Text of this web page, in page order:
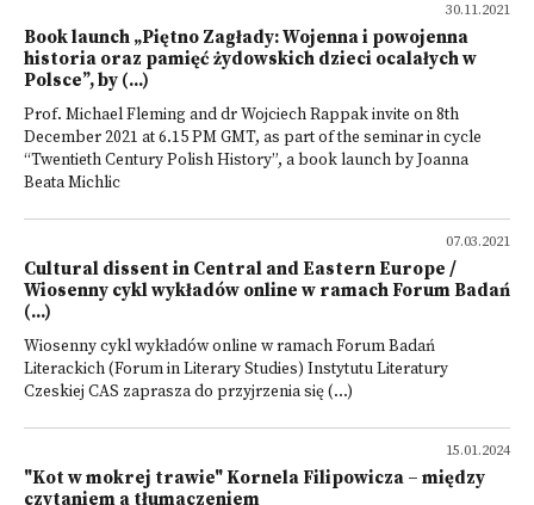
30.11.2021
Book launch „Piętno Zagłady: Wojenna i powojenna
historia oraz pamięć żydowskich dzieci ocalałych w
Polsce”, by (...)
Prof. Michael Fleming and dr Wojciech Rappak invite on 8th
December 2021 at 6.15 PM GMT, as part of the seminar in cycle
“Twentieth Century Polish History”, a book launch by Joanna
Beata Michlic
07.03.2021
Cultural dissent in Central and Eastern Europe /
Wiosenny cykl wykładów online w ramach Forum Badań
(...)
Wiosenny cykl wykładów online w ramach Forum Badań
Literackich (Forum in Literary Studies) Instytutu Literatury
Czeskiej CAS zaprasza do przyjrzenia się (...)
15.01.2024
"Kot w mokrej trawie" Kornela Filipowicza – między
czytaniem a tłumaczeniem